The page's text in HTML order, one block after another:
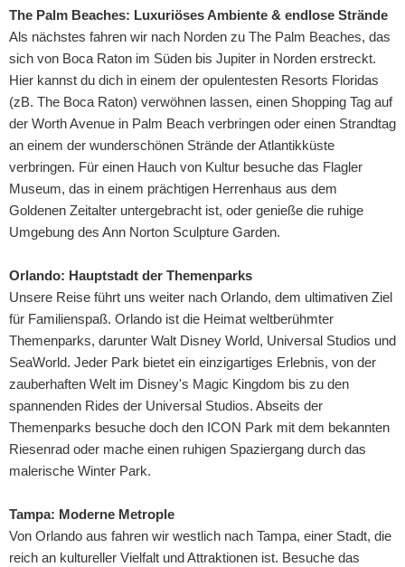
The Palm Beaches: Luxuriöses Ambiente & endlose Strände
Als nächstes fahren wir nach Norden zu The Palm Beaches, das
sich von Boca Raton im Süden bis Jupiter in Norden erstreckt.
Hier kannst du dich in einem der opulentesten Resorts Floridas
(zB. The Boca Raton) verwöhnen lassen, einen Shopping Tag auf
der Worth Avenue in Palm Beach verbringen oder einen Strandtag
an einem der wunderschönen Strände der Atlantikküste
verbringen. Für einen Hauch von Kultur besuche das Flagler
Museum, das in einem prächtigen Herrenhaus aus dem
Goldenen Zeitalter untergebracht ist, oder genieße die ruhige
Umgebung des Ann Norton Sculpture Garden.
Orlando: Hauptstadt der Themenparks
Unsere Reise führt uns weiter nach Orlando, dem ultimativen Ziel
für Familienspaß. Orlando ist die Heimat weltberühmter
Themenparks, darunter Walt Disney World, Universal Studios und
SeaWorld. Jeder Park bietet ein einzigartiges Erlebnis, von der
zauberhaften Welt im Disney's Magic Kingdom bis zu den
spannenden Rides der Universal Studios. Abseits der
Themenparks besuche doch den ICON Park mit dem bekannten
Riesenrad oder mache einen ruhigen Spaziergang durch das
malerische Winter Park.
Tampa: Moderne Metrople
Von Orlando aus fahren wir westlich nach Tampa, einer Stadt, die
reich an kultureller Vielfalt und Attraktionen ist. Besuche das